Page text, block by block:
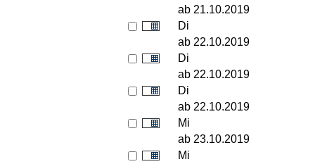
ab 21.10.2019
Di
ab 22.10.2019
Di
ab 22.10.2019
Di
ab 22.10.2019
Mi
ab 23.10.2019
Mi